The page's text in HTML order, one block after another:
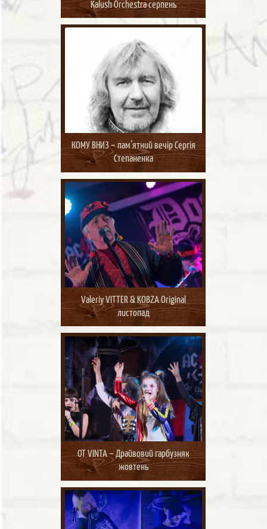
Kalush Orchestra серпень
КОМУ ВНИЗ – пам’ятний вечір Сергія
Степаненка
Valeriy VITTER & KOBZA Original
листопад
OT VINTA – Драйвовий гарбузняк
жовтень